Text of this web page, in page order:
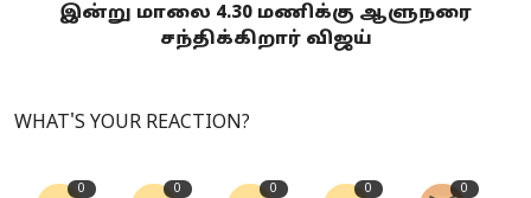
இன்று மாலை 4.30 மணிக்கு ஆளுநரை
சந்திக்கிறார் விஜய்
WHAT'S YOUR REACTION?
0 0 0 0 0